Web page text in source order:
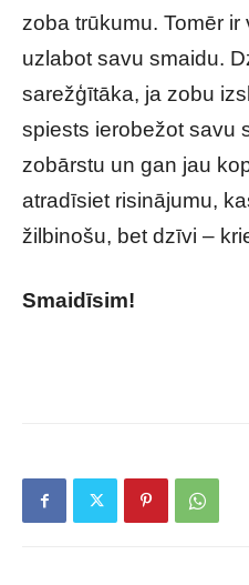
zoba trūkumu. Tomēr
uzlabot savu smaidu.
sarežģītāka, ja zobu
spiests ierobežot savu
zobārstu un gan jau
atradīsiet risinājumu,
žilbinošu, bet dzīvi –
Smaidīsim!